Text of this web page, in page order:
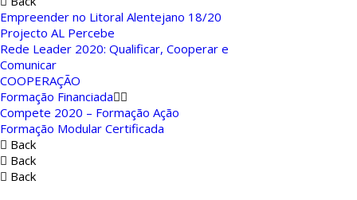
Empreender no Litoral Alentejano 18/20
Projecto AL Percebe
Rede Leader 2020: Qualificar, Cooperar e
Comunicar
COOPERAÇÃO
Formação Financiada
Compete 2020 – Formação Ação
Formação Modular Certificada
Back
Back
Back